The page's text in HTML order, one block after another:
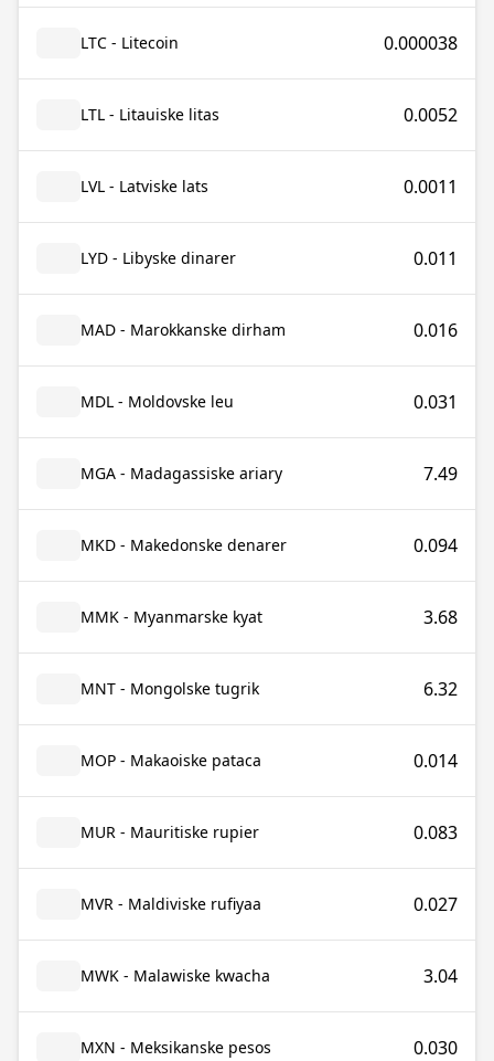
LTC - Litecoin 0.000038
LTL - Litauiske litas 0.0052
LVL - Latviske lats 0.0011
LYD - Libyske dinarer 0.011
MAD - Marokkanske dirham 0.016
MDL - Moldovske leu 0.031
MGA - Madagassiske ariary 7.49
MKD - Makedonske denarer 0.094
MMK - Myanmarske kyat 3.68
MNT - Mongolske tugrik 6.32
MOP - Makaoiske pataca 0.014
MUR - Mauritiske rupier 0.083
MVR - Maldiviske rufiyaa 0.027
MWK - Malawiske kwacha 3.04
MXN - Meksikanske pesos 0.030